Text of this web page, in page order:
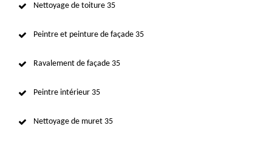
Nettoyage de toiture 35
Peintre et peinture de façade 35
Ravalement de façade 35
Peintre intérieur 35
Nettoyage de muret 35